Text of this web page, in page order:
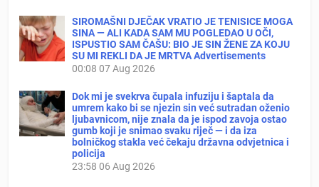
SIROMAŠNI DJEČAK VRATIO JE TENISICE MOGA
SINA — ALI KADA SAM MU POGLEDAO U OČI,
ISPUSTIO SAM ČAŠU: BIO JE SIN ŽENE ZA KOJU
SU MI REKLI DA JE MRTVA Advertisements
00:08 07 Aug 2026
Dok mi je svekrva čupala infuziju i šaptala da
umrem kako bi se njezin sin već sutradan oženio
ljubavnicom, nije znala da je ispod zavoja ostao
gumb koji je snimao svaku riječ — i da iza
bolničkog stakla već čekaju državna odvjetnica i
policija
23:58 06 Aug 2026